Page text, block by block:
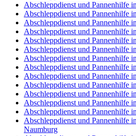
Abschleppdienst und Pannenhilfe
Abschleppdienst und Pannenhilfe
Abschleppdienst und Pannenhilfe
Abschleppdienst und Pannenhilfe
Abschleppdienst und Pannenhilfe
Abschleppdienst und Pannenhilfe
Abschleppdienst und Pannenhilfe
Abschleppdienst und Pannenhilfe
Abschleppdienst und Pannenhilfe
Abschleppdienst und Pannenhilfe
Abschleppdienst und Pannenhilfe
Abschleppdienst und Pannenhilfe
Abschleppdienst und Pannenhilfe
Abschleppdienst und Pannenhilfe
Naumburg